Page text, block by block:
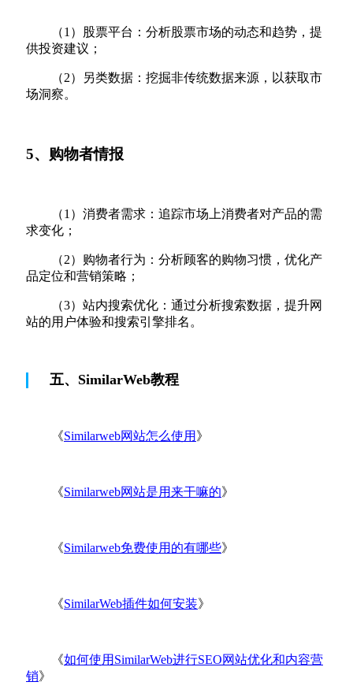
（1）股票平台：分析股票市场的动态和趋势，提
供投资建议；
（2）另类数据：挖掘非传统数据来源，以获取市
场洞察。
5、购物者情报
（1）消费者需求：追踪市场上消费者对产品的需
求变化；
（2）购物者行为：分析顾客的购物习惯，优化产
品定位和营销策略；
（3）站内搜索优化：通过分析搜索数据，提升网
站的用户体验和搜索引擎排名。
五、SimilarWeb教程
《Similarweb网站怎么使用 》
《Similarweb网站是用来干嘛的》
《Similarweb免费使用的有哪些》
《SimilarWeb插件如何安装》
《如何使用SimilarWeb进行SEO网站优化和内容营
销》